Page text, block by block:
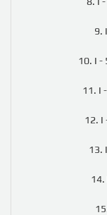
9.
10. I -
11. I
12. I
13.
14.